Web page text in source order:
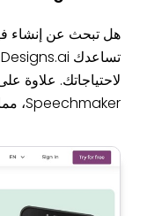
هل تبحث عن إنشاء
لاحتياجاتك. علاوة
Speechmaker، مما يتيح لك